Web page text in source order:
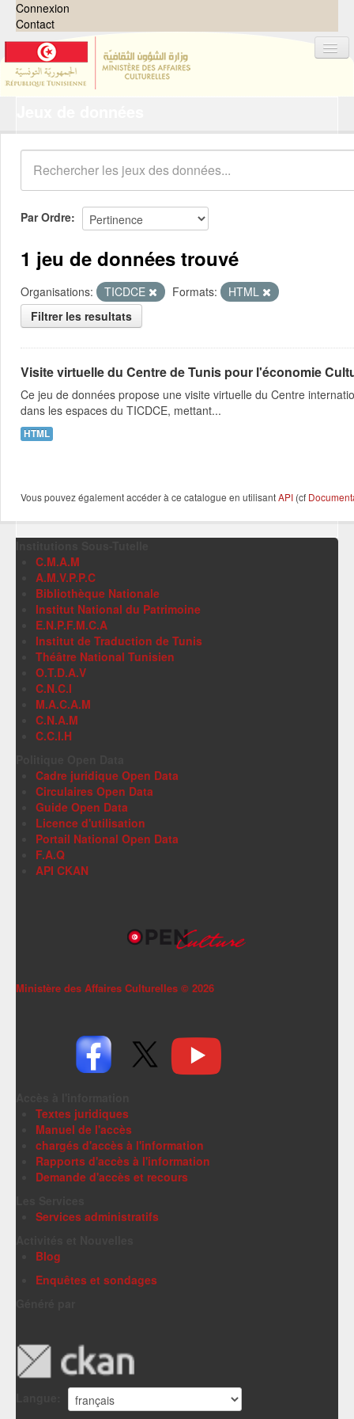
Connexion
Contact
Organisations
Groupes
Demandes 0
À propos
Par Ordre
1 jeu de données trouvé
Organisations: TICDCE Formats:
HTML
Filtrer les resultats
Visite virtuelle du Centre de Tunis pour l'économie
Ce jeu de données propose une visite virtuelle du Centre
dans les espaces du TICDCE, mettant...
HTML
Vous pouvez également accéder à ce catalogue en utilisantAPI (cf
C.M.A.M
A.M.V.P.P.C
Bibliothèque Nationale
Institut National du Patrimoine
E.N.P.F.M.C.A
Institut de Traduction de Tunis
Théâtre National Tunisien
O.T.D.A.V
C.N.C.I
M.A.C.A.M
C.N.A.M
C.C.I.H
Cadre juridique Open Data
Circulaires Open Data
Guide Open Data
Licence d'utilisation
Portail National Open Data
F.A.Q
API CKAN
Ministère des Affaires Culturelles © 2026
Textes juridiques
Manuel de l'accès
chargés d'accès à l'information
Rapports d'accès à l'information
Demande d'accès et recours
Services administratifs
Blog
Enquêtes et sondages